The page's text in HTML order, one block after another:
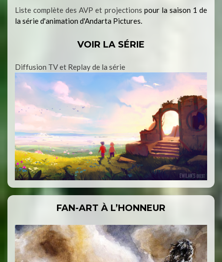
Liste complète des AVP et projections pour la saison 1 de
la série d'animation d'Andarta Pictures.
VOIR LA SÉRIE
Diffusion TV et Replay de la série
FAN-ART À L’HONNEUR